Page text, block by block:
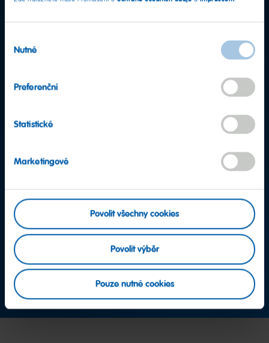
souhlasu
Nutné
Preferenční
Statistické
Marketingové
Povolit všechny cookies
Povolit výběr
Pouze nutné cookies
Další otázky?
Tým klientského servisu
Kontaktujte nás nyní